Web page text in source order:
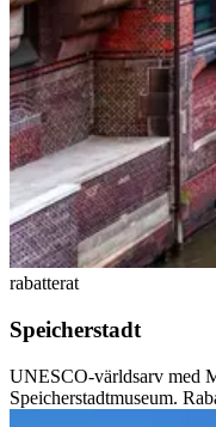
rabatterat
Speicherstadt
UNESCO-världsarv med
Speicherstadtmuseum.